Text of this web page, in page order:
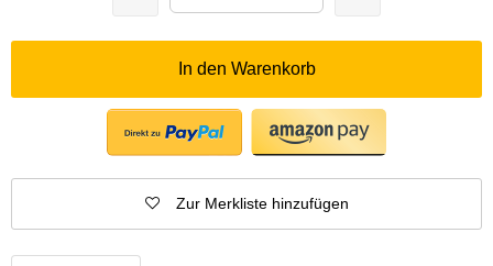
In den Warenkorb
Zur Merkliste hinzufügen